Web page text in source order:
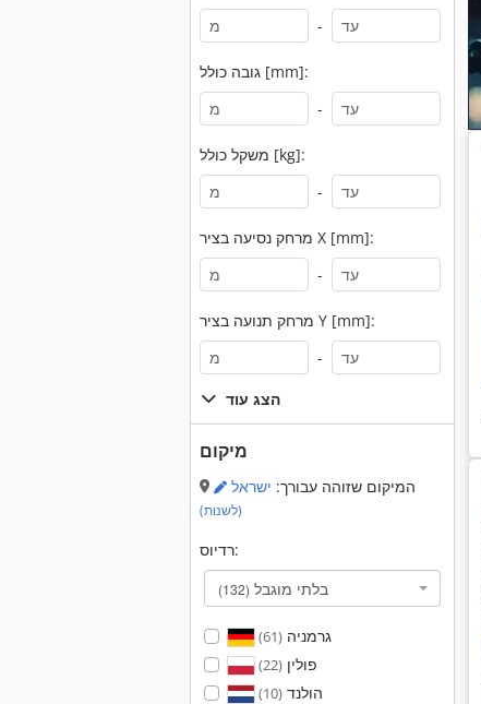
-
גובה כולל [mm]:
-
משקל כולל [kg]:
-
מרחק נסיעה בציר X [mm]:
-
מרחק תנועה בציר Y [mm]:
-
הצג עוד
מיקום
המיקום שזוהה עבורך: ישראל
(לשנות)
רדיוס:
בלתי מוגבל (132)
גרמניה(61)
פולין(22)
הולנד(10)